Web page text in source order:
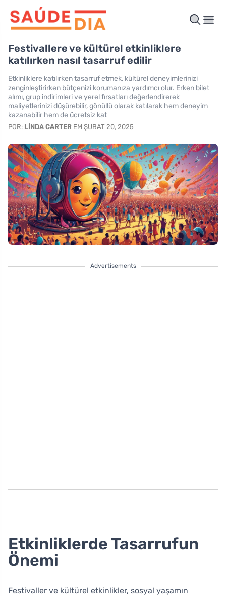
Festivallere ve kültürel etkinliklere
katılırken nasıl tasarruf edilir
Etkinliklere katılırken tasarruf etmek, kültürel deneyimlerinizi
zenginleştirirken bütçenizi korumanıza yardımcı olur. Erken bilet
alımı, grup indirimleri ve yerel fırsatları değerlendirerek
maliyetlerinizi düşürebilir, gönüllü olarak katılarak hem deneyim
kazanabilir hem de ücretsiz kat
POR: LINDA CARTER EM ŞUBAT 20, 2025
Advertisements
Etkinliklerde Tasarrufun
Önemi
Festivaller ve kültürel etkinlikler, sosyal yaşamın